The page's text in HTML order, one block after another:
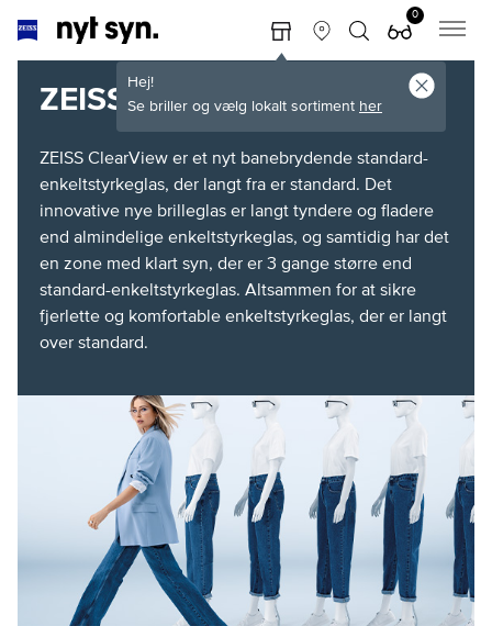
Hej!
Se briller og vælg lokalt sortiment her
0
ZEISS ClearView
ZEISS ClearView er et nyt banebrydende standard-
enkeltstyrkeglas, der langt fra er standard. Det
innovative nye brilleglas er langt tyndere og fladere
end almindelige enkeltstyrkeglas, og samtidig har det
en zone med klart syn, der er 3 gange større end
standard-enkeltstyrkeglas. Altsammen for at sikre
fjerlette og komfortable enkeltstyrkeglas, der er langt
over standard.